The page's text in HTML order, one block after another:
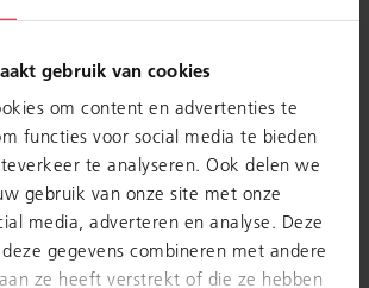
gebruik van cookies
om content en advertenties te
functies voor social media te bieden
te analyseren. Ook delen we
gebruik van onze site met onze
media, adverteren en analyse. Deze
gegevens combineren met andere
ze heeft verstrekt of die ze hebben